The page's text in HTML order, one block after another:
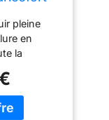
Boots
pleine
en
la
en